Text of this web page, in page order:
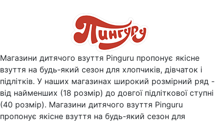
Магазини дитячого взуття Pinguru пропонує якісне
взуття на будь-який сезон для хлопчиків, дівчаток і
підлітків. У наших магазинах широкий розмірний ряд -
від найменших (18 розмір) до довгої підліткової ступні
(40 розмір). Магазини дитячого взуття Pinguru
пропонує якісне взуття на будь-який сезон для